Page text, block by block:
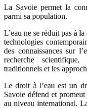
La Savoie permet la
parmi sa population.
L’eau ne se réduit pas à
technologies
des connaissances sur
recherche
traditionnels et les
Le droit à l’eau est un
Savoie défend et
au niveau international.